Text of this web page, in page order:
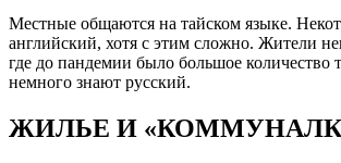
Местные общаются на тайском языке.
английский, хотя с этим сложно. Жители
где до пандемии было большое количество
немного знают русский.
ЖИЛЬЕ И